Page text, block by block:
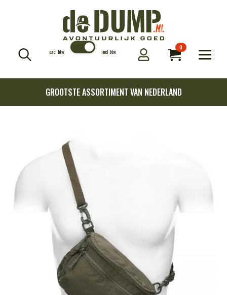
excl btw incl btw
0
GROOTSTE ASSORTIMENT VAN NEDERLAND